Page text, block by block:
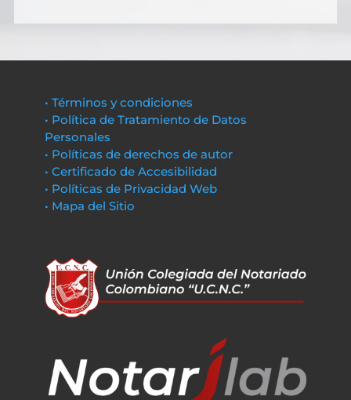
• Términos y condiciones
• Política de Tratamiento de Datos
Personales
• Políticas de derechos de autor
• Certificado de Accesibilidad
• Políticas de Privacidad Web
• Mapa del Sitio